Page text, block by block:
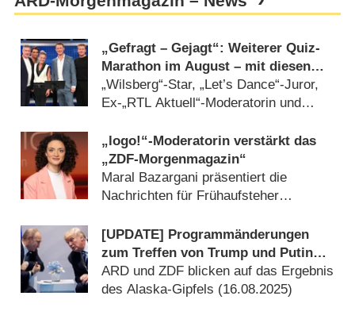
„Gefragt – Gejagt“: Weiterer Quiz-
Marathon im August – mit diesen
Gästen
„Wilsberg“-Star, „Let’s Dance“-Juror,
Ex-„RTL Aktuell“-Moderatorin und
„logo!“-Moderatorin verstärkt das
„ZDF-Morgenmagazin“
Maral Bazargani präsentiert die
Nachrichten für Frühaufsteher
[UPDATE] Programmänderungen
zum Treffen von Trump und Putin
auf vielen Sendern
ARD und ZDF blicken auf das Ergebnis
des Alaska-Gipfels (16.08.2025)